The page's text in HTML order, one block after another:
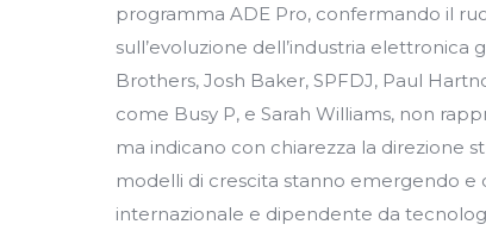
programma ADE Pro, confermando il
sull’evoluzione dell’industria
Brothers, Josh Baker, SPFDJ, Paul
come Busy P, e Sarah Williams, non
ma indicano con chiarezza la direzione
modelli di crescita stanno emergendo
internazionale e dipendente da